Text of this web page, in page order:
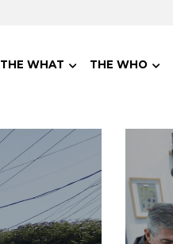
THE WHAT THE WHO